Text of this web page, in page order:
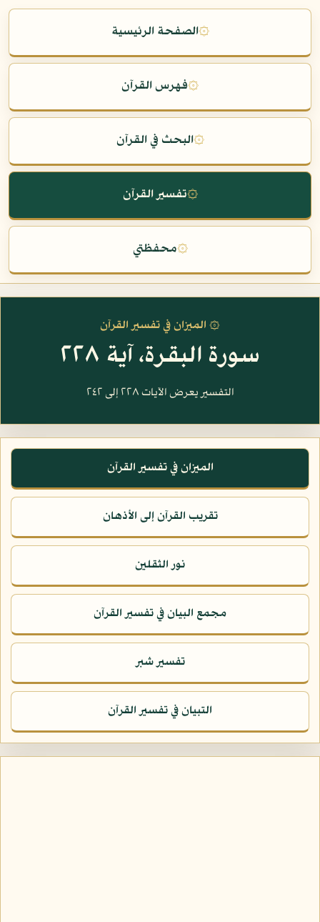
۞الصفحة الرئيسية
۞فهرس القرآن
۞البحث في القرآن
۞تفسير القرآن
۞محفظتي
۞ الميزان في تفسير القرآن
سورة البقرة، آية ٢٢٨
التفسير يعرض الآيات ٢٢٨ إلى ٢٤٢
الميزان في تفسير القرآن
تقريب القرآن إلى الأذهان
نور الثقلين
مجمع البيان في تفسير القرآن
تفسير شبر
التبيان في تفسير القرآن